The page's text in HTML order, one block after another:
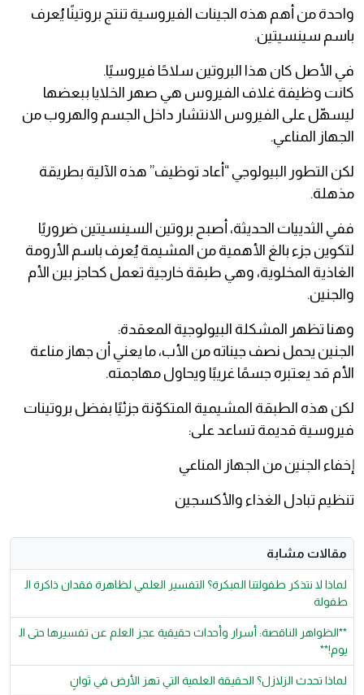
واحدة من أهم هذه الجينات الفيروسية تنتج بروتينًا يُعرف
باسم سينسيتين.
في الأصل كان هذا البروتين سلاحًا فيروسيًا.
كانت وظيفة غلاف الفيروس هي صهر الخلايا ببعضها
ليسهّل على الفيروس الانتشار داخل الجسم والهروب من
الجهاز المناعي.
لكن التطور البيولوجي “أعاد توظيف” هذه الآلية بطريقة
مذهلة.
ففي الثدييات الحديثة، أصبح بروتين السينسيتين ضروريًا
لتكوين جزء بالغ الأهمية من المشيمة يُعرف باسم الأرومة
الغاذية المخلوية، وهي طبقة خارجية تعمل كحاجز بين الأم
والجنين.
وهنا تظهر المشكلة البيولوجية المعقدة:
الجنين يحمل نصف جيناته من الأب، ما يعني أن جهاز مناعة
الأم قد يعتبره جسمًا غريبًا ويحاول مهاجمته.
لكن هذه الطبقة المشيمية المتكوّنة جزئيًا بفضل بروتينات
فيروسية قديمة تساعد على:
إخفاء الجنين من الجهاز المناعي
تنظيم تبادل الغذاء والأكسجين
مقالات مشابة
لماذا لا نتذكر طفولتنا المبكرة؟ التفسير العلمي لظاهرة فقدان ذاكرة ال
طفولة
**الظواهر الناقصة: أسرار وأحداث حقيقية عجز العلم عن تفسيرها حتى ال
يوم!**
لماذا تحدث الزلازل؟ الحقيقة العلمية التي تهز الأرض في ثوانٍ